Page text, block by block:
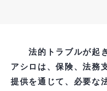
法的トラブルが起
アシロは、保険、法務
提供を通じて、必要な